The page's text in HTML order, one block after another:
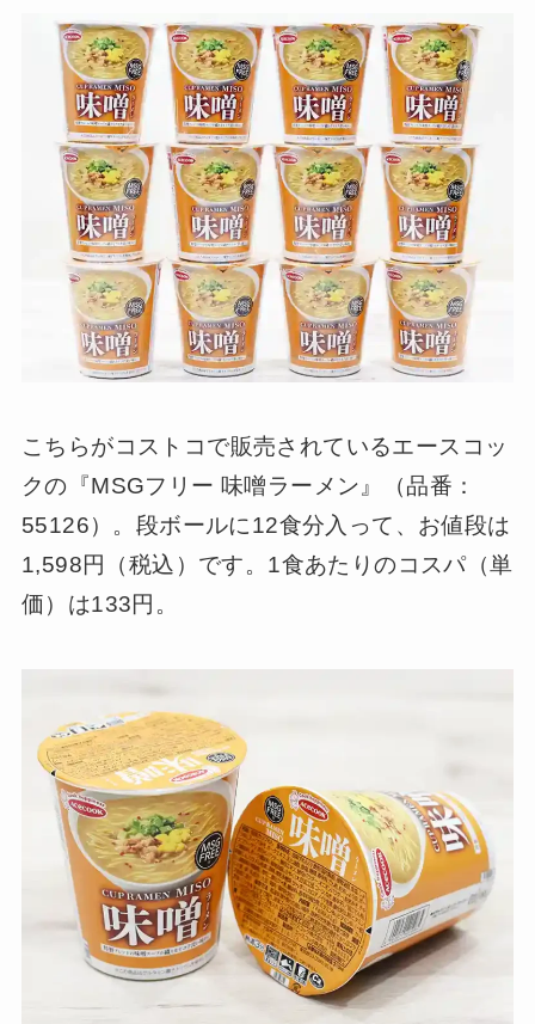
こちらがコストコで販売されているエースコッ
クの『MSGフリー 味噌ラーメン』（品番：
55126）。段ボールに12食分入って、お値段は
1,598円（税込）です。1食あたりのコスパ（単
価）は133円。